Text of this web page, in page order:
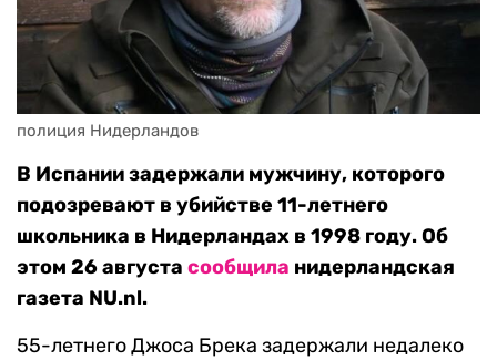
полиция Нидерландов
В Испании задержали мужчину, которого
подозревают в убийстве 11-летнего
школьника в Нидерландах в 1998 году. Об
этом 26 августа сообщила нидерландская
газета NU.nl.
55-летнего Джоса Брека задержали недалеко